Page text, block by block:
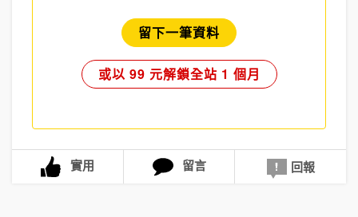
留下一筆資料
或以 99 元解鎖全站 1 個月
實用 留言 回報